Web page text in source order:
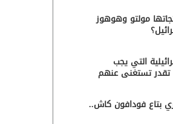
مولتو وهوهوز
التي يجب
بتاع فودافون كاش..